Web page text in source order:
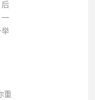
后
一
举
重